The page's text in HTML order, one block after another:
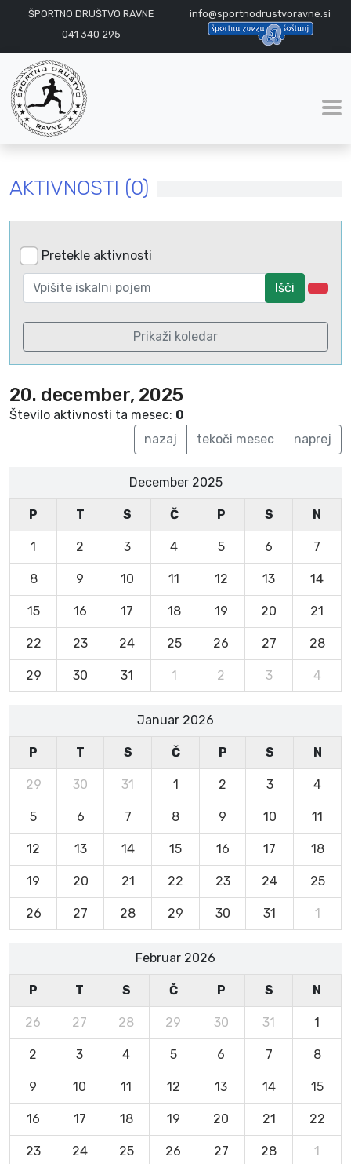
ŠPORTNO DRUŠTVO RAVNE
info@sportnodrustvoravne.si
041 340 295
AKTIVNOSTI (0)
Pretekle aktivnosti
Išči
Prikaži koledar
20. december, 2025
Število aktivnosti ta mesec: 0
nazaj
tekoči mesec naprej
December 2025
P T S Č P S N
1 2 3 4 5 6 7
8 9 10 11 12 13 14
15 16 17 18 19 20 21
22 23 24 25 26 27 28
29 30 31 1 2 3 4
Januar 2026
P T S Č P S N
29 30 31 1 2 3 4
5 6 7 8 9 10 11
12 13 14 15 16 17 18
19 20 21 22 23 24 25
26 27 28 29 30 31 1
Februar 2026
P T S Č P S N
26 27 28 29 30 31 1
2 3 4 5 6 7 8
9 10 11 12 13 14 15
16 17 18 19 20 21 22
23 24 25 26 27 28 1